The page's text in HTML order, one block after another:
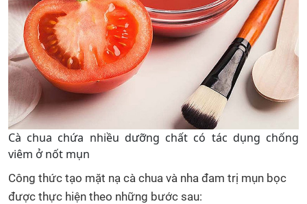
Cà chua chứa nhiều dưỡng chất có tác dụng chống
viêm ở nốt mụn
Công thức tạo mặt nạ cà chua và nha đam trị mụn bọc
được thực hiện theo những bước sau: